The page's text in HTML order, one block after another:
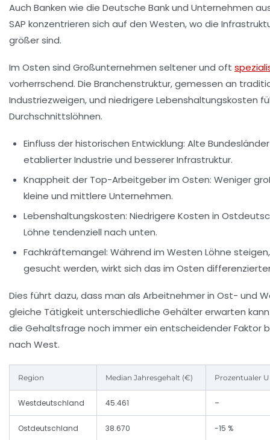
Auch Banken wie die Deutsche Bank und Unternehmen
SAP konzentrieren sich auf den Westen, wo die
größer sind.
Im Osten sind Großunternehmen seltener und oft
vorherrschend. Die Branchenstruktur, gemessen an
Industriezweigen, und niedrigere Lebenshaltungskosten
Durchschnittslöhnen.
Einfluss der historischen Entwicklung: Alte
etablierter Industrie und besserer Infrastruktur.
Knappheit der Top-Arbeitgeber im Osten: Weniger
kleine und mittlere Unternehmen.
Lebenshaltungskosten: Niedrigere Kosten in
Löhne tendenziell nach unten.
Fachkräftemangel: Während im Westen Löhne
gesucht werden, wirkt sich das im Osten
Dies führt dazu, dass man als Arbeitnehmer in Ost- und
gleiche Tätigkeit unterschiedliche Gehälter erwarten
die Gehaltsfrage noch immer ein entscheidender Faktor
nach West.
Region Median Jahresgehalt (€) Prozentualer
Westdeutschland 45.461 –
Ostdeutschland 38.670 -15 %